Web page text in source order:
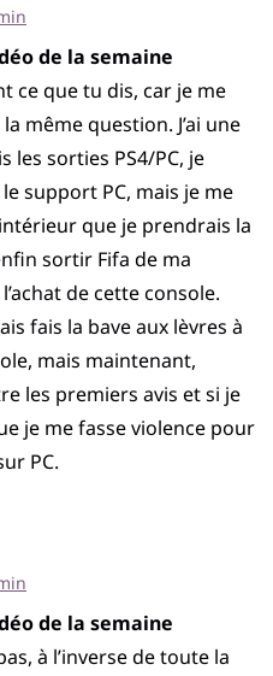
de la semaine
ce que tu dis, car je me
même question. J’ai une
les sorties PS4/PC, je
support PC, mais je me
que je prendrais la
sortir Fifa de ma
de cette console.
fais la bave aux lèvres à
mais maintenant,
les premiers avis et si je
je me fasse violence pour
PC.
de la semaine
à l’inverse de toute la